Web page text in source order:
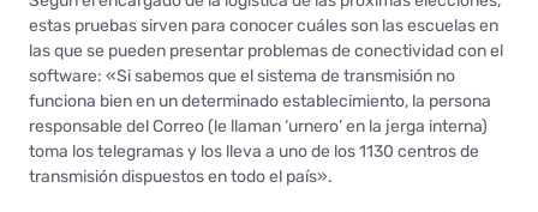
estas pruebas sirven para conocer cuáles son las escuelas en
las que se pueden presentar problemas de conectividad con el
software: «Si sabemos que el sistema de transmisión no
funciona bien en un determinado establecimiento, la persona
responsable del Correo (le llaman ‘urnero’ en la jerga interna)
toma los telegramas y los lleva a uno de los 1130 centros de
transmisión dispuestos en todo el país».